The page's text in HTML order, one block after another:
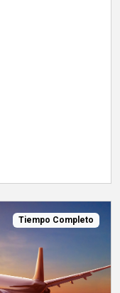
Tiempo Completo